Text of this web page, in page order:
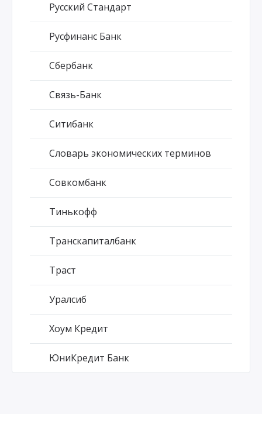
Русский Стандарт
Русфинанс Банк
Сбербанк
Связь-Банк
Ситибанк
Словарь экономических терминов
Совкомбанк
Тинькофф
Транскапиталбанк
Траст
Уралсиб
Хоум Кредит
ЮниКредит Банк